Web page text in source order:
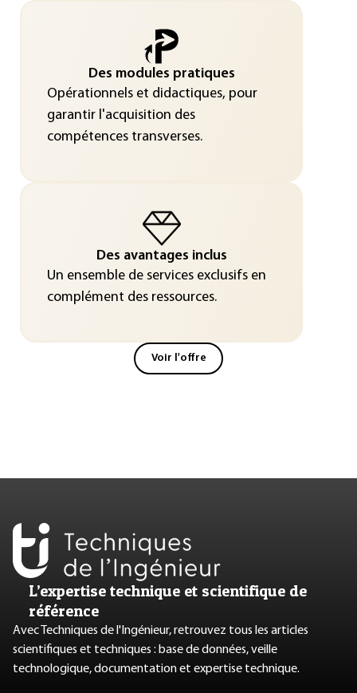
Des modules pratiques
Opérationnels et didactiques, pour
garantir l'acquisition des
compétences transverses.
Des avantages inclus
Un ensemble de services exclusifs en
complément des ressources.
Voir l'offre
L’expertise technique et scientifique de
référence
Avec Techniques de l'Ingénieur, retrouvez tous les articles
scientifiques et techniques : base de données, veille
technologique, documentation et expertise technique.